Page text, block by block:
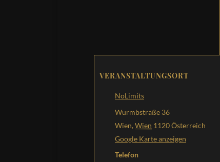
VERANSTALTUNGSORT
NoLimits
Wurmbstraße 36
Wien, Wien 1120Österreich
Google Karte anzeigen
Telefon